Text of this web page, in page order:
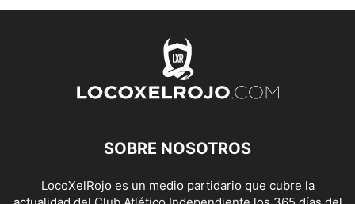
SOBRE NOSOTROS
LocoXelRojo es un medio partidario que cubre la